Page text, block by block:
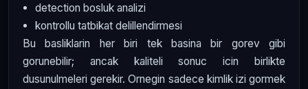
detection bosluk analizi
kontrollu tatbikat delillendirmesi
Bu basliklarin her biri tek basina bir gorev gibi
gorunebilir; ancak kaliteli sonuc icin birlikte
dusunulmeleri gerekir. Ornegin sadece kimlik izi gormek